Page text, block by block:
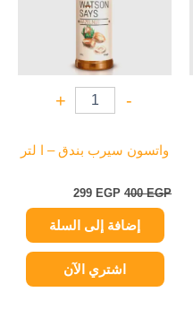
-
+
واتسون سيرب بندق – ا لتر
400EGP
299 EGP
إضافة إلى السلة
اشتري الآن